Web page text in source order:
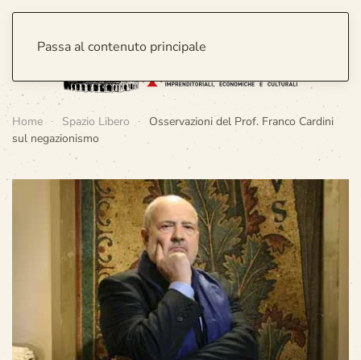
Passa al contenuto principale
Home Spazio Libero
Osservazioni del Prof. Franco Cardini
sul negazionismo